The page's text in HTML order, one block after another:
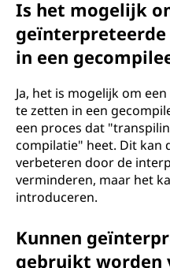
Is het mogelijk
in een
Ja, het is mogelijk om
te zetten in een
een proces dat
compilatie" heet. Dit kan
verbeteren door de
verminderen, maar het
introduceren.
Kunnen
gebruikt worden